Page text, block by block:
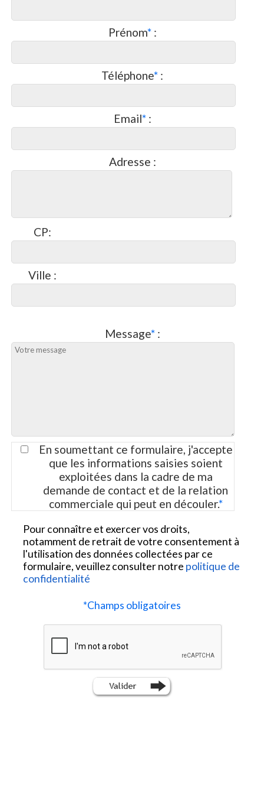
Prénom*:
Téléphone* :
Email*:
Adresse :
CP:
Ville :
Message*:
En soumettant ce formulaire, j'accepte
que les informations saisies soient
exploitées dans la cadre de ma
demande de contact et de la relation
commerciale qui peut en découler.*
Pour connaître et exercer vos droits,
notamment de retrait de votre consentement à
l'utilisation des données collectées par ce
formulaire, veuillez consulter notre politique de
confidentialité
*Champs obligatoires